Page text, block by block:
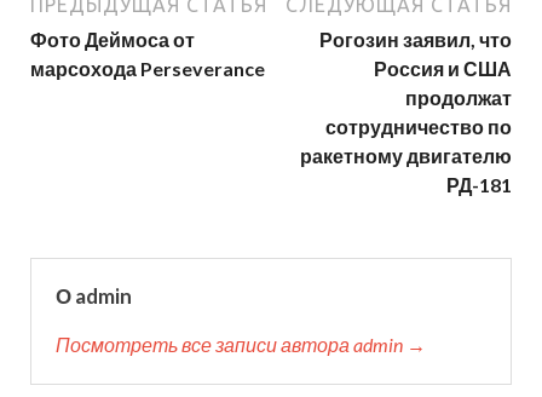
ПРЕДЫДУЩАЯ СТАТЬЯ
Фото Деймоса от
марсохода Perseverance
СЛЕДУЮЩАЯ СТАТЬЯ
Рогозин заявил, что
Россия и США
продолжат
сотрудничество по
ракетному двигателю
РД-181
О admin
Посмотреть все записи автора admin →